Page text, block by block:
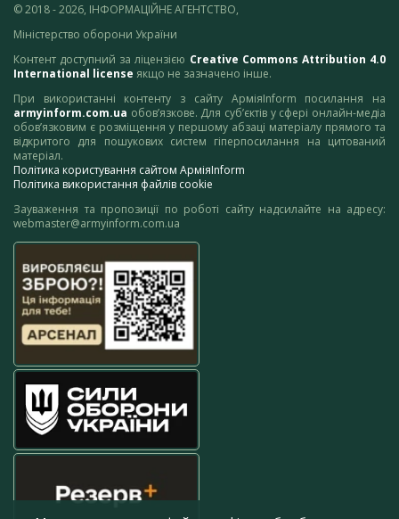
© 2018 - 2026, ІНФОРМАЦІЙНЕ АГЕНТСТВО,
Міністерство оборони України
Контент доступний за ліцензією Creative Commons Attribution 4.0
International license якщо не зазначено інше.
При використанні контенту з сайту АрміяInform посилання на
armyinform.com.ua обов’язкове. Для суб’єктів у сфері онлайн-медіа
обов’язковим є розміщення у першому абзаці матеріалу прямого та
відкритого для пошукових систем гіперпосилання на цитований
матеріал.
Політика користування сайтом АрміяInform
Політика використання файлів cookie
Зауваження та пропозиції по роботі сайту надсилайте на адресу:
webmaster@armyinform.com.ua